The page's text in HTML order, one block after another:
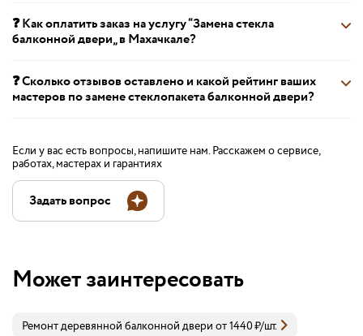
❓ Как оплатить заказ на услугу “Замена стекла
балконной двери„ в Махачкале?
❓ Сколько отзывов оставлено и какой рейтинг ваших
мастеров по замене стеклопакета балконной двери?
Если у вас есть вопросы, напишите нам. Расскажем о сервисе,
работах, мастерах и гарантиях
Задать вопрос
Может заинтересовать
Ремонт деревянной балконной двери от1440₽/шт.